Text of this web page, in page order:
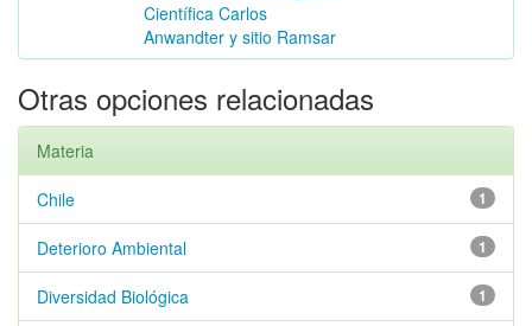
Científica Carlos
Anwandter y sitio Ramsar
Otras opciones relacionadas
Materia
1
Chile
1
Deterioro Ambiental
1
Diversidad Biológica